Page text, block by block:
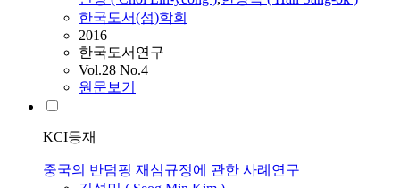
한국도서(섬)학회
2016
한국도서연구
Vol.28 No.4
원문보기
KCI등재
중국의 반덤핑 재심규정에 관한 사례연구